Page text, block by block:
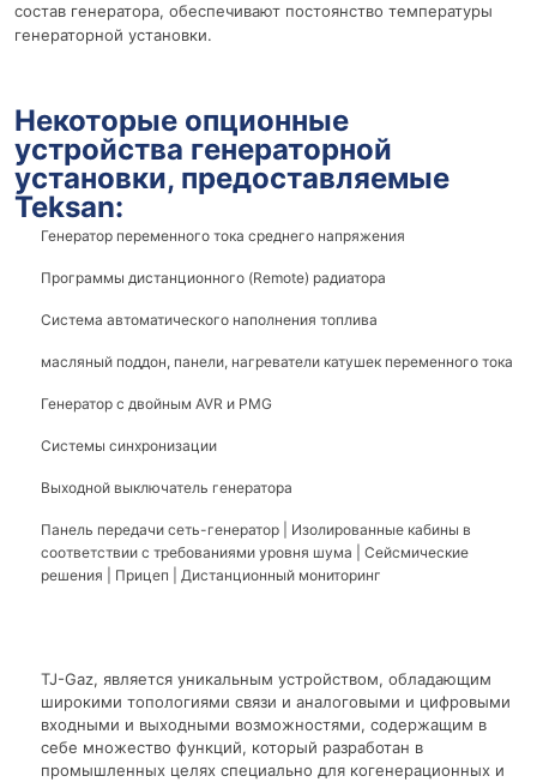
состав генератора, обеспечивают постоянство температуры
генераторной установки.
Некоторые опционные
устройства генераторной
установки, предоставляемые
Teksan:
Генератор переменного тока среднего напряжения
Программы дистанционного (Remote) радиатора
Система автоматического наполнения топлива
масляный поддон, панели, нагреватели катушек переменного тока
Генератор с двойным AVR и PMG
Системы синхронизации
Выходной выключатель генератора
Панель передачи сеть-генератор | Изолированные кабины в
соответствии с требованиями уровня шума | Сейсмические
решения | Прицеп | Дистанционный мониторинг
TJ-Gaz, является уникальным устройством, обладающим
широкими топологиями связи и аналоговыми и цифровыми
входными и выходными возможностями, содержащим в
себе множество функций, который разработан в
промышленных целях специально для когенерационных и